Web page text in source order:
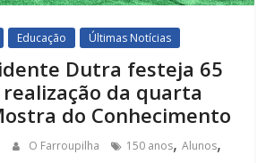
Educação Últimas Notícias
Dutra festeja 65
da quarta
do Conhecimento
O Farroupilha 150 anos,Alunos,